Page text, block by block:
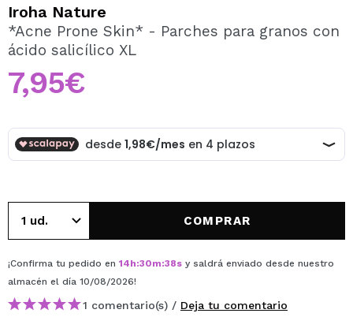
Al crear una cuenta en Maquillalia.com podrás realizar
tus compras rápidamente, revisar el estado de tus
Iroha Nature
*Acne Prone Skin* - Parches para granos con
ácido salicílico XL
7,95€
COMPRAR
¡Confirma tu pedido en 14h:30m:38s y saldrá enviado desde nuestro
almacén el día 10/08/2026!
1 comentario(s) / Deja tu comentario